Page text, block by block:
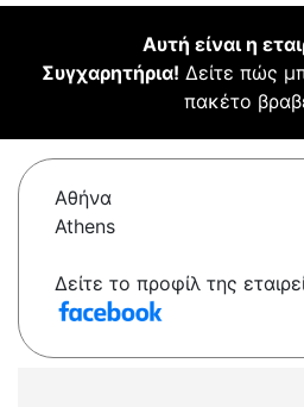
Αυτή είναι η
Συγχαρητήρια! Δείτε πώς
πακέτο
Αθήνα
Athens
Δείτε το προφίλ της